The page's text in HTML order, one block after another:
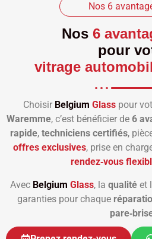
Nos 6
Nos 6
pour
vitrage
Choisir Belgium Glass pour
Waremme, c’est bénéficier de 6
rapide, techniciens certifiés,
offres exclusives, prise en
rendez‑vous
Avec Belgium Glass, la qualité et
garanties pour chaque